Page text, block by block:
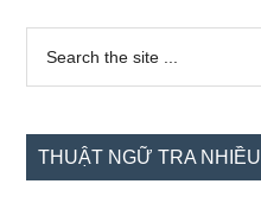
Sidebar
chính
...
THUẬT NGỮ TRA NHIỀU